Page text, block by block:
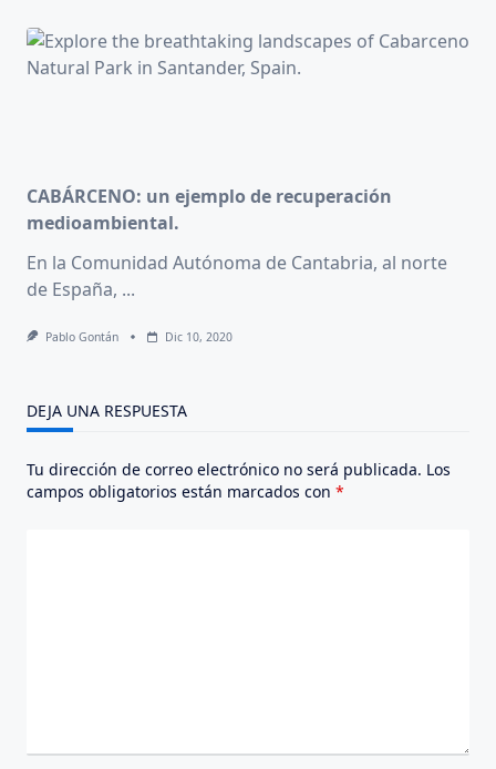
CABÁRCENO: un ejemplo de recuperación
medioambiental.
En la Comunidad Autónoma de Cantabria, al norte
de España, ...
Pablo Gontán Dic 10, 2020
DEJA UNA RESPUESTA
Tu dirección de correo electrónico no será publicada. Los
campos obligatorios están marcados con *